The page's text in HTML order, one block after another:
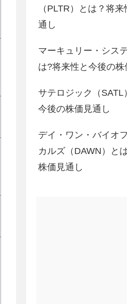
（PLTR）とは？将
通し
マーキュリー・シス
は?将来性と今後の株
サテロジック（SATL
今後の株価見通し
デイ・ワン・バイオ
カルズ（DAWN）と
株価見通し